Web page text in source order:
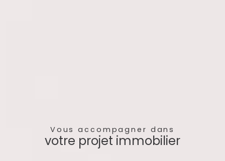
Vous accompagner dans
votre projet immobilier